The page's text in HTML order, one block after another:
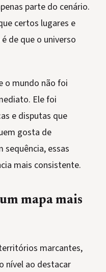
parte do cenário.
certos lugares e
de que o universo
o mundo não foi
Ele foi
e disputas que
gosta de
sequência, essas
mais consistente.
mapa mais
marcantes,
nível ao destacar